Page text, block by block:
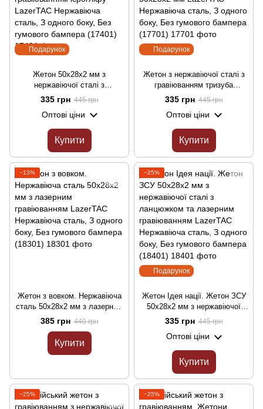
Подарунок
Жетон 50х28х2 мм з
нержавіючої сталі з
гравіюванням. Ланцюжок у
подарунок! Жетон з
гравіюванням ієрогліфу
LazerTAC Нержавіюча сталь,
З одного боку, Без гумового
бампера (17401)
335 грн 445 грн
Оптові ціни
Купити
Подарунок
Жетон з нержавіючої сталі з
гравіюванням тризуба
України. Ланцюжок у
подарунок! Жетон 50х28х2 мм
LazerTAC Нержавіюча сталь,
З одного боку, Без гумового
бампера (17701)
335 грн 445 грн
Оптові ціни
Купити
−13%
Жетон з вовком. Нержавіюча
сталь 50х28х2 мм з лазерним
гравіюванням LazerTAC
Нержавіюча сталь, З одного
боку, Без гумового бампера
(18301)
385 грн 440 грн
Купити
Подарунок
−25%
Жетон Ідея нації. Жетон ЗСУ
50х28х2 мм з нержавіючої
сталі з ланцюжком та
лазерним гравіюванням
LazerTAC Нержавіюча сталь,
З одного боку, Без гумового
бампера (18401)
335 грн 445 грн
Оптові ціни
Купити
−25% −25%